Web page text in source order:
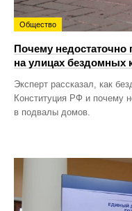
Общество
Почему недостаточно
на улицах бездомных
Эксперт рассказал, как
Конституция РФ и почему
в подвалы домов.